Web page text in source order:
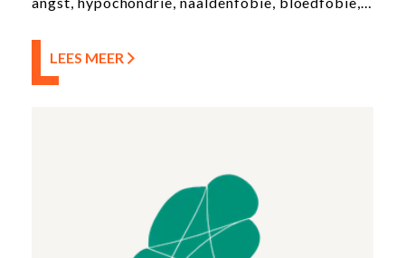
enkelvoudige fobieën waar mensen in hun leven
hinder van kunnen ondervinden. Cognitieve
LEES MEER